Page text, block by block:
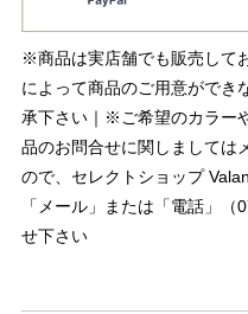
※商品は実店舗でも販売して
によって商品のご用意ができ
承下さい｜※ご希望のカラー
品のお問合せに関しましては
ので、セレクトショップ
「メール」または「電話」
せ下さい